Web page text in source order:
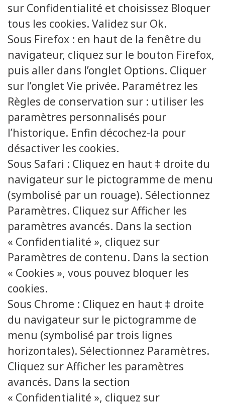
sur Confidentialité et choisissez Bloquer
tous les cookies. Validez sur Ok.
Sous Firefox : en haut de la fenêtre du
navigateur, cliquez sur le bouton Firefox,
puis aller dans l’onglet Options. Cliquer
sur l’onglet Vie privée. Paramétrez les
Règles de conservation sur : utiliser les
paramètres personnalisés pour
l’historique. Enfin décochez-la pour
désactiver les cookies.
Sous Safari : Cliquez en haut ‡ droite du
navigateur sur le pictogramme de menu
(symbolisé par un rouage). Sélectionnez
Paramètres. Cliquez sur Afficher les
paramètres avancés. Dans la section
« Confidentialité », cliquez sur
Paramètres de contenu. Dans la section
« Cookies », vous pouvez bloquer les
cookies.
Sous Chrome : Cliquez en haut ‡ droite
du navigateur sur le pictogramme de
menu (symbolisé par trois lignes
horizontales). Sélectionnez Paramètres.
Cliquez sur Afficher les paramètres
avancés. Dans la section
« Confidentialité », cliquez sur